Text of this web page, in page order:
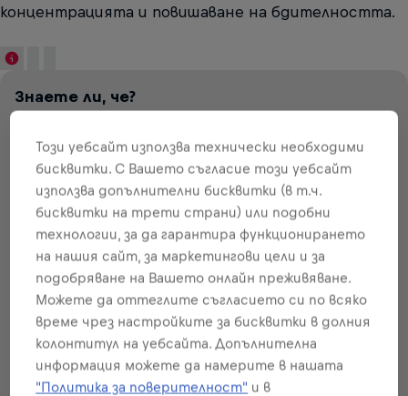
концентрацията и повишаване на бдителността.
Знаете ли, че?
Red Edition от 250 мл., са приблизително толкова,
колкото в една чаша кафе.
The Red
Edition
80мг
на 250 мл
~113мг
на 250 мл
Черен чай
~57мг
на 250 мл
Разтворимо
кафе
79 мг
на 250 мл
Кола
~28мг
на 250 мл
~113мг
на 250 мл
VS
Този уебсайт използва технически необходими
бисквитки. С Вашето съгласие този уебсайт
използва допълнителни бисквитки (в т.ч.
бисквитки на трети страни) или подобни
технологии, за да гарантира функционирането
на нашия сайт, за маркетингови цели и за
подобряване на Вашето онлайн преживяване.
Можете да оттеглите съгласието си по всяко
време чрез настройките за бисквитки в долния
колонтитул на уебсайта. Допълнителна
информация можете да намерите в нашата
"Политика за поверителност" и в